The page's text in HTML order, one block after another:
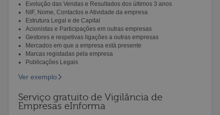
Evolução das Vendas e Resultados dos últimos 3 anos
NIF, Nome, Contactos e Atividade da empresa
Estrutura Legal e de Capital
Acionistas e Participações em outras empresas
Gestores e respetivas ligações a outras empresas
Mercados em que a empresa está presente
Marcas registadas pela empresa
Publicações Legais
Ver exemplo
Serviço gratuito de Vigilância de
Empresas eInforma